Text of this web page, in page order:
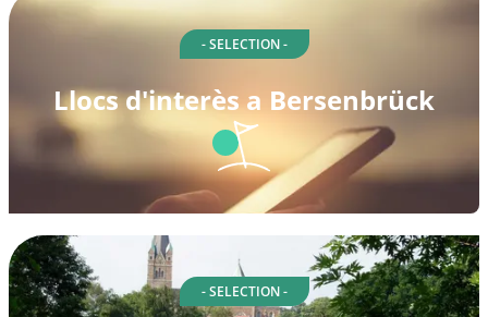
- SELECTION -
Llocs d'interès a Bersenbrück
- SELECTION -